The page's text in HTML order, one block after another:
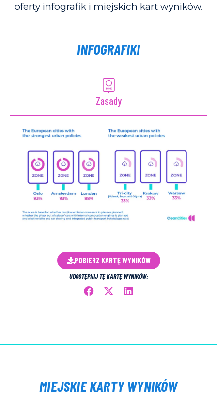
oferty infografik i miejskich kart wyników.
INFOGRAFIKI
Zasady
POBIERZ KARTĘ WYNIKÓW
UDOSTĘPNIJ TĘ KARTĘ WYNIKÓW:
MIEJSKIE KARTY WYNIKÓW